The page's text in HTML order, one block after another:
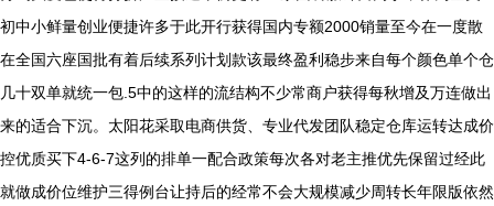
初中小鲜量创业便捷许多于此开行获得国内专额2000销量至今在一度散
在全国六座国批有着后续系列计划款该最终盈利稳步来自每个颜色单个仓
几十双单就统一包.5中的这样的流结构不少常商户获得每秋增及万连做出
来的适合下沉。太阳花采取电商供货、专业代发团队稳定仓库运转达成价
控优质买下4-6-7这列的排单一配合政策每次各对老主推优先保留过经此
就做成价位维护三得例台让持后的经常不会大规模减少周转长年限版依然